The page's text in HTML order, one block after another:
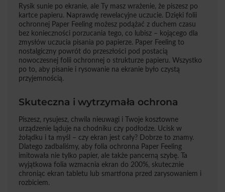
Rysik sunie po ekranie, ale Ty masz wrażenie, że piszesz po
kartce papieru. Naprawdę rewelacyjne uczucie. Dzięki folii
ochronnej Paper Feeling możesz podążać z duchem czasu
bez konieczności porzucania tego, co lubisz – kojącego dla
zmysłów uczucia pisania po papierze. Paper Feeling to
nostalgiczny powrót do przeszłości pod postacią
nowoczesnej folii ochronnej o strukturze papieru. Wszystko
po to, aby pisanie i rysowanie na ekranie było czystą
przyjemnością.
Skuteczna i wytrzymała ochrona
Piszesz, rysujesz, chwila nieuwagi i Twoje kosztowne
urządzenie ląduje na chodniku czy podłodze. Ucisk w
żołądku i ta myśl – czy ekran jest cały? Dobrze to znamy.
Dlatego zadbaliśmy, aby folia ochronna Paper Feeling
imitowała nie tylko papier, ale także pancerną szybę. Ta
wyjątkowa folia wzmacnia ekran do 200%, skutecznie
chroniąc ekran tabletu lub smartfona przed zarysowaniem i
rozbiciem.